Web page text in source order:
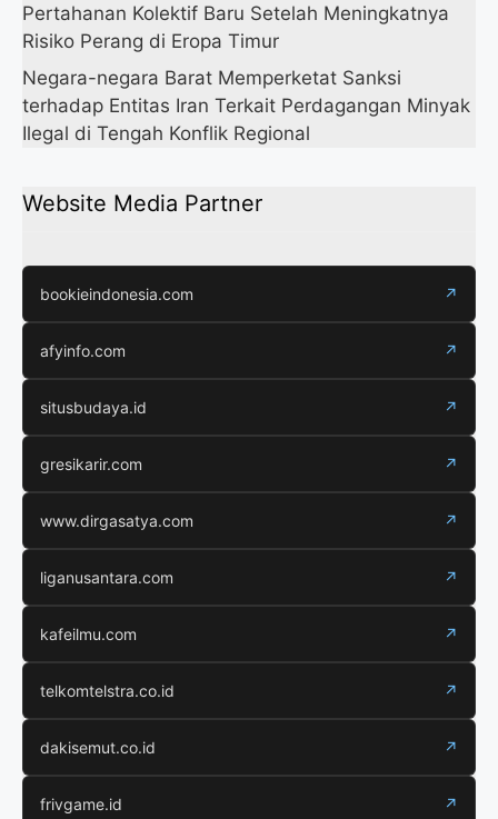
Pertahanan Kolektif Baru Setelah Meningkatnya
Risiko Perang di Eropa Timur
Negara-negara Barat Memperketat Sanksi
terhadap Entitas Iran Terkait Perdagangan Minyak
Ilegal di Tengah Konflik Regional
Website Media Partner
bookieindonesia.com ↗
afyinfo.com ↗
situsbudaya.id ↗
gresikarir.com ↗
www.dirgasatya.com ↗
liganusantara.com ↗
kafeilmu.com ↗
telkomtelstra.co.id ↗
dakisemut.co.id ↗
frivgame.id ↗